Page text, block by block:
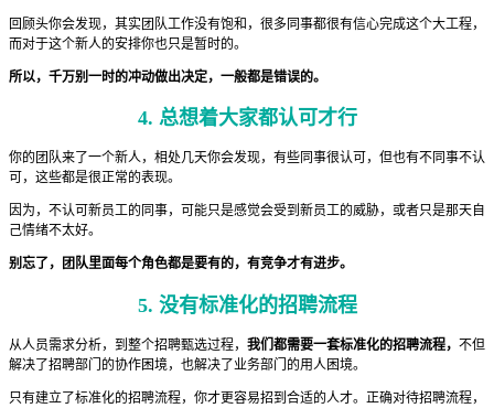
回顾头你会发现，其实团队工作没有饱和，很多同事都很有信心完成这个大工程，
而对于这个新人的安排你也只是暂时的。
所以，千万别一时的冲动做出决定，一般都是错误的。
4. 总想着大家都认可才行
你的团队来了一个新人，相处几天你会发现，有些同事很认可，但也有不同事不认
可，这些都是很正常的表现。
因为，不认可新员工的同事，可能只是感觉会受到新员工的威胁，或者只是那天自
己情绪不太好。
别忘了，团队里面每个角色都是要有的，有竞争才有进步。
5. 没有标准化的招聘流程
从人员需求分析，到整个招聘甄选过程， 我们都需要一套标准化的招聘流程， 不但
解决了招聘部门的协作困境，也解决了业务部门的用人困境。
只有建立了标准化的招聘流程，你才更容易招到合适的人才。正确对待招聘流程，